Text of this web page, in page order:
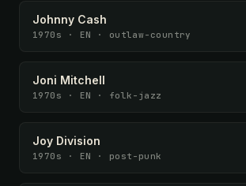
Johnny Cash
1970s · EN · outlaw-country
Joni Mitchell
1970s · EN · folk-jazz
Joy Division
1970s · EN · post-punk